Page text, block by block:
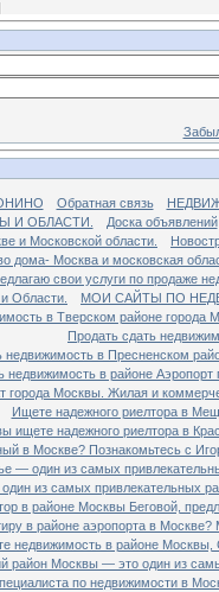
Обратная связь
И ОБЛАСТИ.
Доска объявлений
и Московской области.
дома- Москва и московская
свои услуги по продаже
Области.
МОИ САЙТЫ ПО
в Тверском районе города
Продать сдать
недвижимость в Пресненском
недвижимость в районе
города Москвы. Жилая и
Ищете надежного риелтора в
ищете надежного риелтора в
в Москве? Познакомьтесь с
— один из самых
из самых привлекательных
в районе Москвы Беговой,
в районе аэропорта в
недвижимость в районе Москвы,
район Москвы — это один из
по недвижимости в